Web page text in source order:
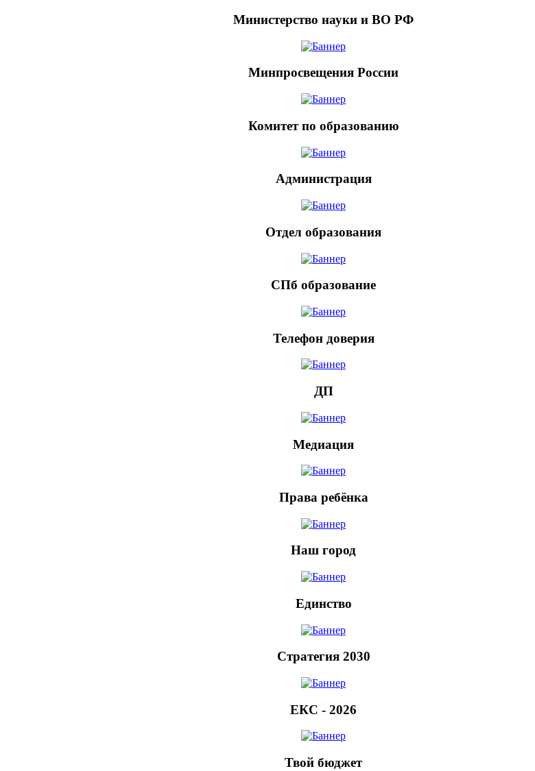
Министерство науки и ВО РФ
Минпросвещения России
Комитет по образованию
Администрация
Отдел образования
СПб образование
Телефон доверия
ДП
Медиация
Права ребёнка
Наш город
Единство
Стратегия 2030
ЕКС - 2026
Твой бюджет